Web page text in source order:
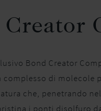
Creator
Bond Creator
complesso di molecole
che, penetrando
i ponti disolfuro